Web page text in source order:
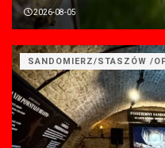
2026-08-05
SANDOMIERZ/STASZÓW /